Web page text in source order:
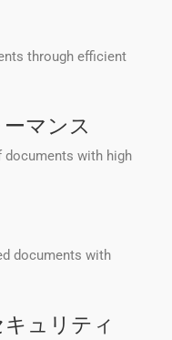
through efficient
マンス
documents with high
documents with
ュリティ